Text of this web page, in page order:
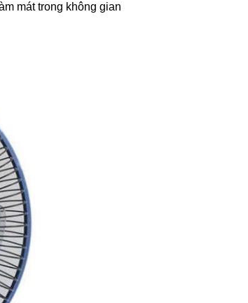
mát trong không gian